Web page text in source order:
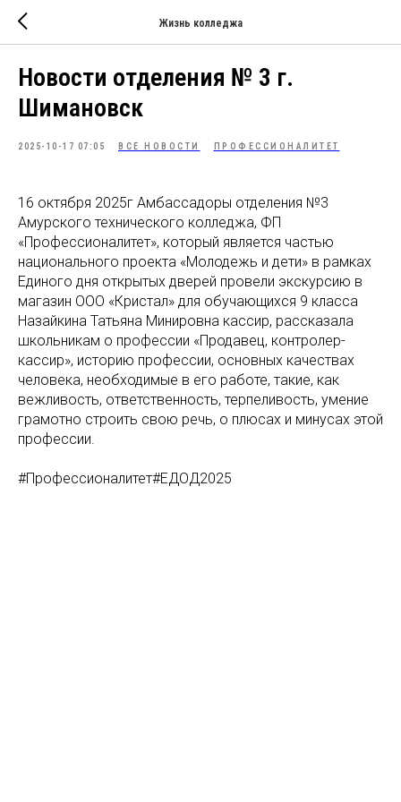
Жизнь колледжа
Новости отделения № 3 г.
Шимановск
2025-10-17 07:05 ВСЕ НОВОСТИ ПРОФЕССИОНАЛИТЕТ
16 октября 2025г Амбассадоры отделения №3
Амурского технического колледжа, ФП
«Профессионалитет», который является частью
национального проекта «Молодежь и дети» в рамках
Единого дня открытых дверей провели экскурсию в
магазин ООО «Кристал» для обучающихся 9 класса
Назайкина Татьяна Минировна кассир, рассказала
школьникам о профессии «Продавец, контролер-
кассир», историю профессии, основных качествах
человека, необходимые в его работе, такие, как
вежливость, ответственность, терпеливость, умение
грамотно строить свою речь, о плюсах и минусах этой
профессии.
#Профессионалитет#ЕДОД2025